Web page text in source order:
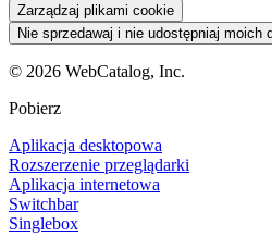
Zarządzaj plikami cookie
Nie sprzedawaj i nie udostępniaj moich
© 2026 WebCatalog, Inc.
Pobierz
Aplikacja desktopowa
Rozszerzenie przeglądarki
Aplikacja internetowa
Switchbar
Singlebox